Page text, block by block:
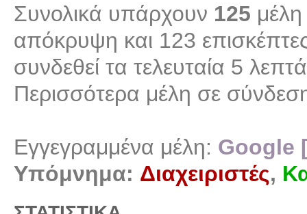
Συνολικά υπάρχουν 125
απόκρυψη και 123
συνδεθεί τα τελευταία 5
Περισσότερα μέλη σε
Εγγεγραμμένα μέλη: Google
Υπόμνημα: Διαχειριστές,